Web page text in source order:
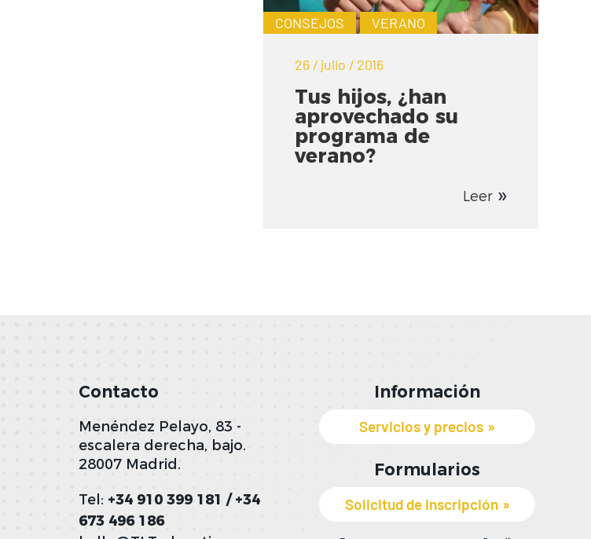
CONSEJOS VERANO
26 / julio / 2016
Tus hijos, ¿han
aprovechado su
programa de
verano?
Leer
Contacto
Menéndez Pelayo, 83 -
escalera derecha, bajo.
28007 Madrid.
Tel: +34 910 399 181 / +34
673 496 186
Información
Servicios y precios
Formularios
Solicitud de inscripción